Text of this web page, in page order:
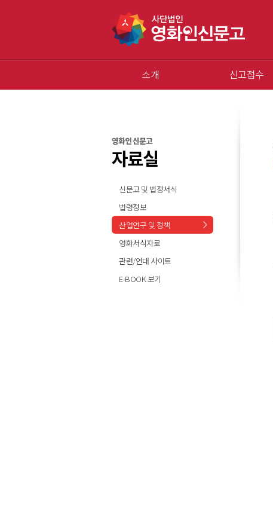
소개 신고접수
영화인 신문고
자료실
신문고 및 법정서식
법령정보
산업연구 및 정책
영화서식자료
관련/연대 사이트
E-BOOK 보기